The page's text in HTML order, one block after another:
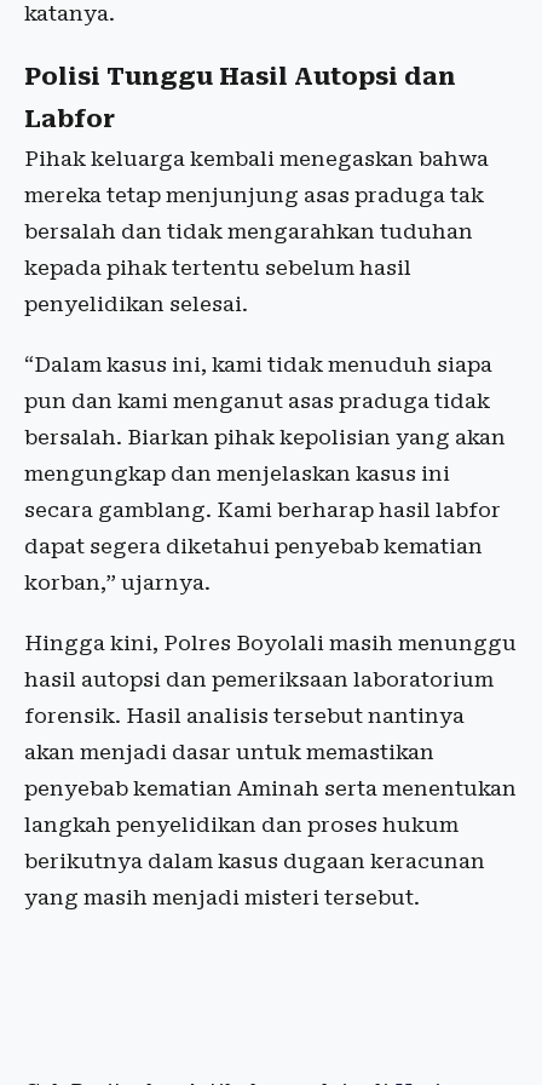
katanya.
Polisi Tunggu Hasil Autopsi dan
Labfor
Pihak keluarga kembali menegaskan bahwa
mereka tetap menjunjung asas praduga tak
bersalah dan tidak mengarahkan tuduhan
kepada pihak tertentu sebelum hasil
penyelidikan selesai.
“Dalam kasus ini, kami tidak menuduh siapa
pun dan kami menganut asas praduga tidak
bersalah. Biarkan pihak kepolisian yang akan
mengungkap dan menjelaskan kasus ini
secara gamblang. Kami berharap hasil labfor
dapat segera diketahui penyebab kematian
korban,” ujarnya.
Hingga kini, Polres Boyolali masih menunggu
hasil autopsi dan pemeriksaan laboratorium
forensik. Hasil analisis tersebut nantinya
akan menjadi dasar untuk memastikan
penyebab kematian Aminah serta menentukan
langkah penyelidikan dan proses hukum
berikutnya dalam kasus dugaan keracunan
yang masih menjadi misteri tersebut.